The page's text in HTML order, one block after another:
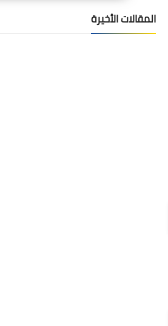
المقالات الأخيرة